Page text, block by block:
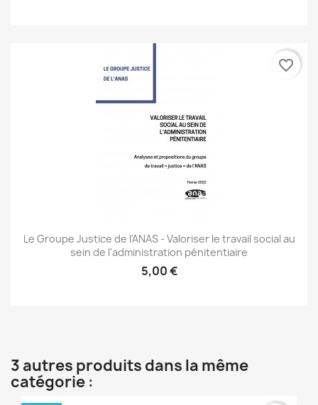
Le Groupe Justice de l'ANAS - Valoriser le travail social au
sein de l'administration pénitentiaire
5,00 €
favorite_border
3 autres produits dans la même
catégorie :